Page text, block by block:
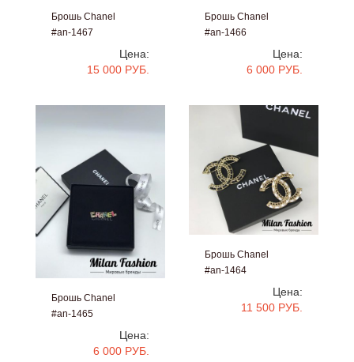
Брошь Chanel
#an-1467
Цена:
15 000 РУБ.
Брошь Chanel
#an-1466
Цена:
6 000 РУБ.
Брошь Chanel
#an-1465
Цена:
6 000 РУБ.
Брошь Chanel
#an-1464
Цена:
11 500 РУБ.